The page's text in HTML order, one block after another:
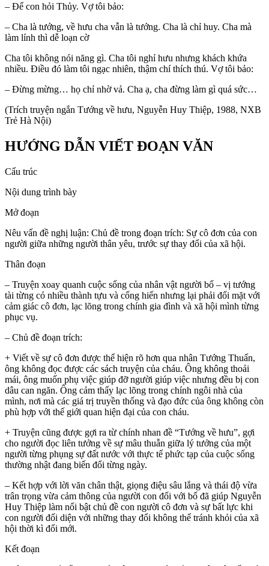
– Để con hỏi Thủy. Vợ tôi bảo:
– Cha là tướng, về hưu cha vẫn là tướng. Cha là chỉ huy. Cha mà
làm lính thì dễ loạn cờ
Cha tôi không nói năng gì. Cha tôi nghỉ hưu nhưng khách khứa
nhiều. Điều đó làm tôi ngạc nhiên, thậm chí thích thú. Vợ tôi bảo:
– Đừng mừng… họ chỉ nhờ vả. Cha ạ, cha đừng làm gì quá sức…
(Trích truyện ngắn Tướng về hưu, Nguyễn Huy Thiệp, 1988, NXB
Trẻ Hà Nội)
HƯỚNG DẪN VIẾT ĐOẠN VĂN
Cấu trúc
Nội dung trình bày
Mở đoạn
Nêu vấn đề nghị luận: Chủ đề trong đoạn trích: Sự cô đơn của con
người giữa những người thân yêu, trước sự thay đổi của xã hội.
Thân đoạn
– Truyện xoay quanh cuộc sống của nhân vật người bố – vị tướng
tài từng có nhiều thành tựu và cống hiến nhưng lại phải đối mặt với
cảm giác cô đơn, lạc lõng trong chính gia đình và xã hội mình từng
phục vụ.
– Chủ đề đoạn trích:
+ Viết về sự cô đơn được thể hiện rõ hơn qua nhân Tướng Thuấn,
ông không đọc được các sách truyện của cháu. Ông không thoải
mái, ông muốn phụ việc giúp đỡ người giúp việc nhưng đều bị con
dâu can ngăn. Ông cảm thấy lạc lõng trong chính ngôi nhà của
mình, nơi mà các giá trị truyền thống và đạo đức của ông không còn
phù hợp với thế giới quan hiện đại của con cháu.
+ Truyện cũng được gợi ra từ chính nhan đề “Tướng về hưu”, gợi
cho người đọc liên tưởng về sự mâu thuẫn giữa lý tưởng của một
người từng phụng sự đất nước với thực tế phức tạp của cuộc sống
thường nhật đang biến đổi từng ngày.
– Kết hợp với lời văn chân thật, giọng điệu sâu lắng và thái độ vừa
trân trọng vừa cảm thông của người con đối với bố đã giúp Nguyễn
Huy Thiệp làm nổi bật chủ đề con người cô đơn và sự bất lực khi
con người đối diện với những thay đổi không thể tránh khỏi của xã
hội thời kì đổi mới.
Kết đoạn